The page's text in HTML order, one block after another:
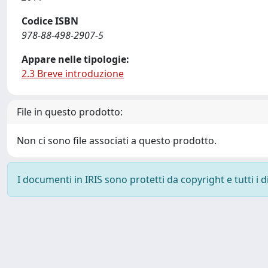
Codice ISBN
978-88-498-2907-5
Appare nelle tipologie:
2.3 Breve introduzione
File in questo prodotto:
Non ci sono file associati a questo prodotto.
I documenti in IRIS sono protetti da copyright e tutti i